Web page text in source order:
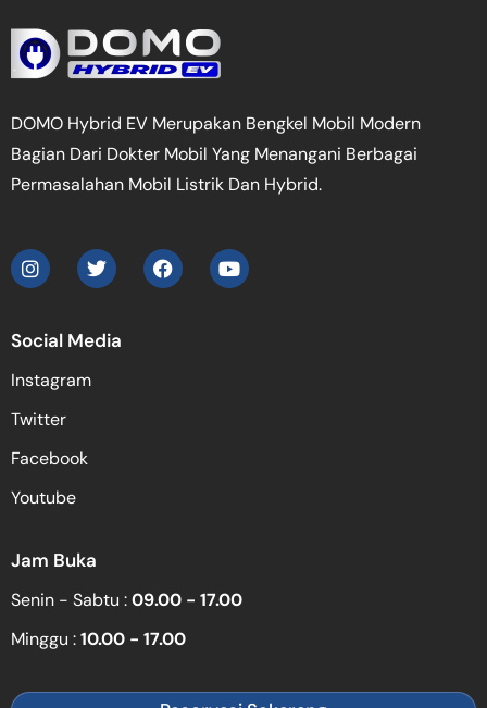
DOMO Hybrid EV Merupakan Bengkel Mobil Modern
Bagian Dari Dokter Mobil Yang Menangani Berbagai
Permasalahan Mobil Listrik Dan Hybrid.
Social Media
Instagram
Twitter
Facebook
Youtube
Jam Buka
Senin - Sabtu :09.00 - 17.00
Minggu :10.00 - 17.00